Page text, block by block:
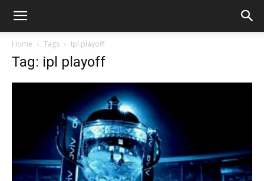
Home Tags Ipl playoff
Tag: ipl playoff